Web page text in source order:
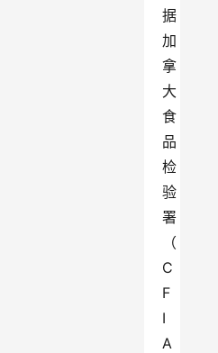
据
加
拿
大
食
品
检
验
署
（
C
F
I
A